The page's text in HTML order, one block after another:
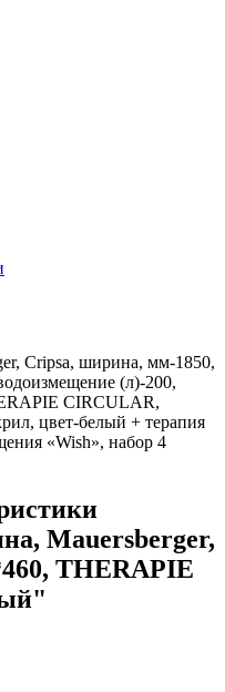
Cripsa, ширина, мм-1850,
(л)-200,
CIRCULAR,
цвет-белый + терапия
«Wish», набор 4
Mauersberger,
THERAPIE